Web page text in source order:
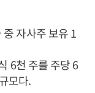
자사주 보유 1
6천 주를 주당 6
모다.